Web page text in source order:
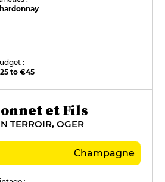
:
to €45
et Fils
TERROIR, OGER
Champagne